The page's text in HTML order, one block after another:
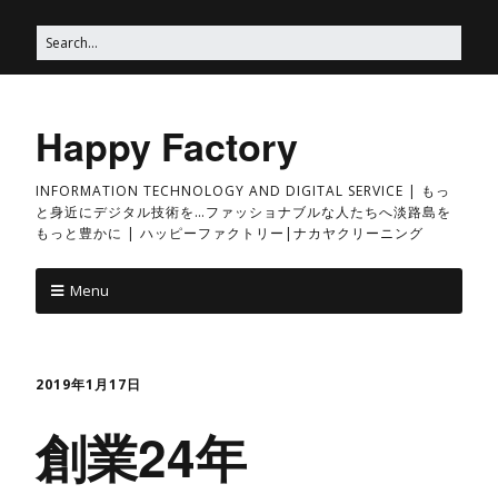
Happy Factory
INFORMATION TECHNOLOGY AND DIGITAL SERVICE | もっ
と身近にデジタル技術を…ファッショナブルな人たちへ淡路島を
もっと豊かに | ハッピーファクトリー|ナカヤクリーニング
Menu
2019年1月17日
創業24年